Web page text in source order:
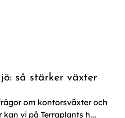
så stärker växter
om kontorsväxter och
vi på Terraplants h...